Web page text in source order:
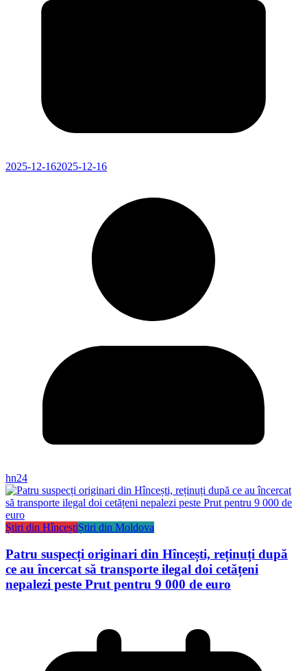
2025-12-162025-12-16
hn24
Știri din HînceștiȘtiri din Moldova
Patru suspecți originari din Hîncești, reținuți după
ce au încercat să transporte ilegal doi cetățeni
nepalezi peste Prut pentru 9 000 de euro